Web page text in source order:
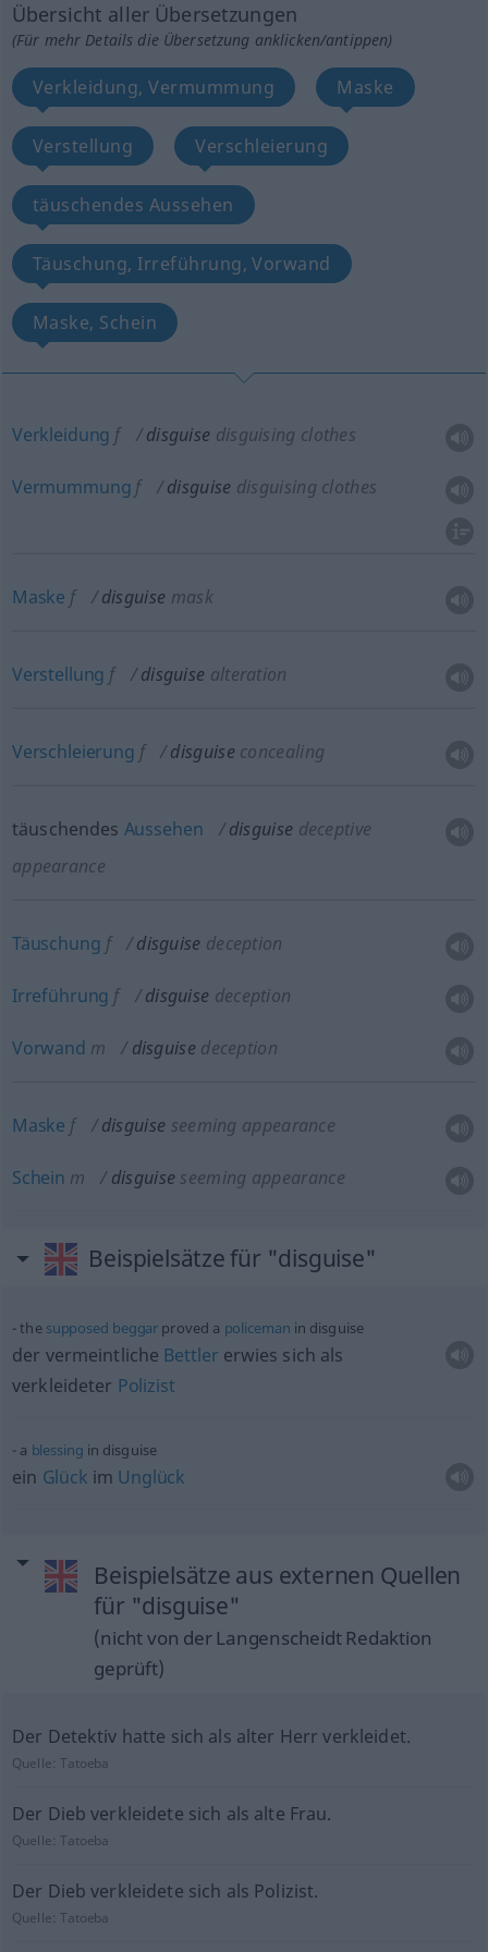
Übersicht aller Übersetzungen
(Für mehr Details die Übersetzung anklicken/antippen)
Verkleidung, Vermummung Maske
Verstellung Verschleierung
täuschendes Aussehen
Täuschung, Irreführung, Vorwand
Maske, Schein
Verkleidung f disguise disguising clothes
Vermummung f disguise disguising clothes
Maske f disguise mask
Verstellung f disguise alteration
Verschleierung f disguise concealing
täuschendes Aussehen disguise deceptive
appearance
Täuschung f disguise deception
Irreführung f disguise deception
Vorwand m disguise deception
Maske f disguise seeming appearance
Schein m disguise seeming appearance
Beispielsätze für "disguise"
the supposed beggar proved a policeman in disguise
der vermeintliche Bettler erwies sich als
verkleideter Polizist
a blessing in disguise
ein Glück im Unglück
Beispielsätze aus externen Quellen
für "disguise"
(nicht von der Langenscheidt Redaktion
geprüft)
Der Detektiv hatte sich als alter Herr verkleidet.
Quelle:Tatoeba
Der Dieb verkleidete sich als alte Frau.
Quelle:Tatoeba
Der Dieb verkleidete sich als Polizist.
Quelle:Tatoeba